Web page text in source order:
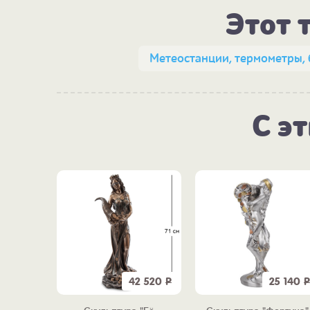
Этот
Метеостанции, термометры,
С
42 520 Р 25 140 Р